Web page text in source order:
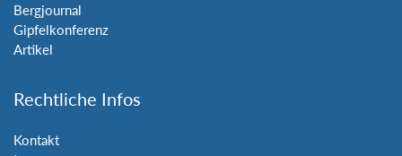
Bergjournal
Gipfelkonferenz
Artikel
Rechtliche Infos
Kontakt